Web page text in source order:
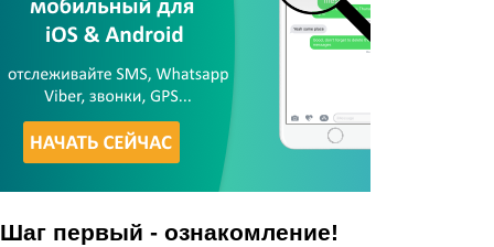
Шаг первый - ознакомление!